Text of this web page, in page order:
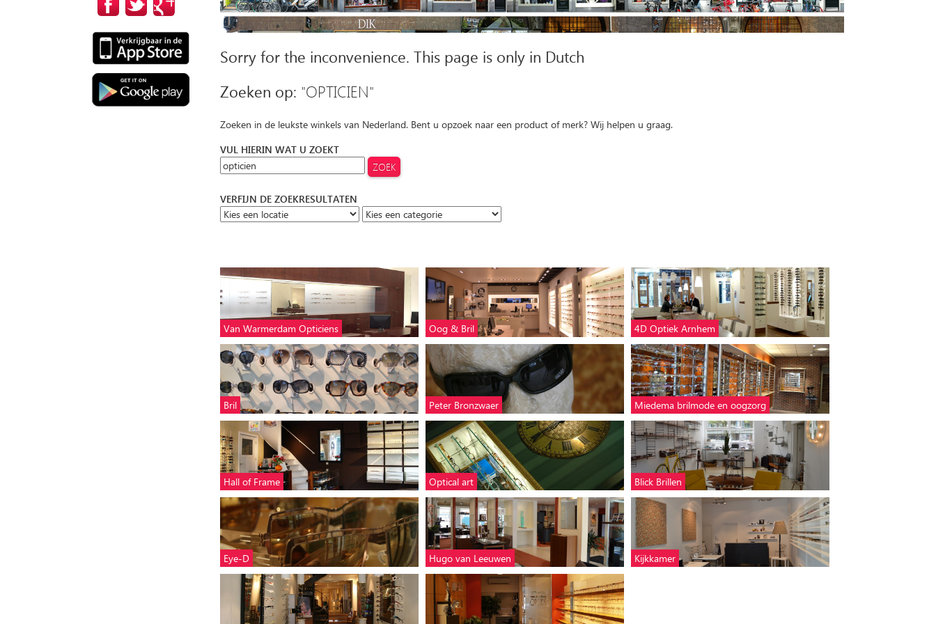
Sorry for the inconvenience. This page is only in Dutch
Zoeken op: "OPTICIEN"
Zoeken in de leukste winkels van Nederland. Bent u opzoek naar een product of merk? Wij helpen u graag.
VUL HIERIN WAT U ZOEKT
VERFIJN DE ZOEKRESULTATEN
Van Warmerdam Opticiens Oog & Bril 4D Optiek Arnhem
Bril Peter Bronzwaer Miedema brilmode en oogzorg
Hall of Frame Optical art Blick Brillen
Eye-D Hugo van Leeuwen Kijkkamer